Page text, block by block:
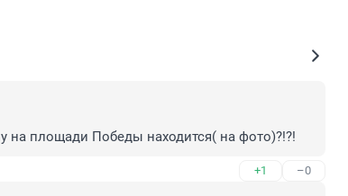
на площади Победы находится( на фото)?!?!
+1 –0